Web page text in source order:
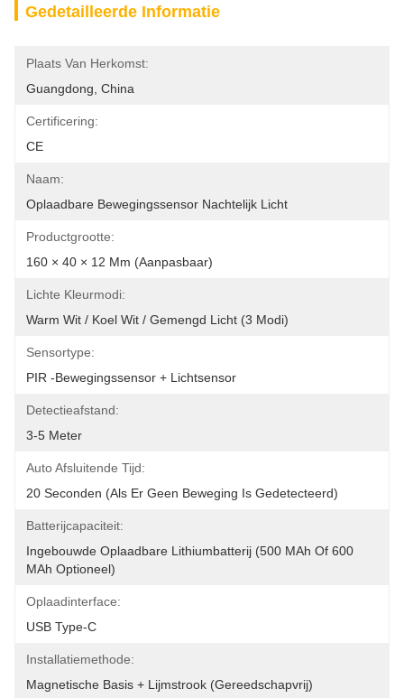
Gedetailleerde Informatie
Plaats Van Herkomst:
Guangdong, China
Certificering:
CE
Naam:
Oplaadbare Bewegingssensor Nachtelijk Licht
Productgrootte:
160 × 40 × 12 Mm (aanpasbaar)
Lichte Kleurmodi:
Warm Wit / Koel Wit / Gemengd Licht (3 Modi)
Sensortype:
PIR -bewegingssensor + Lichtsensor
Detectieafstand:
3-5 Meter
Auto Afsluitende Tijd:
20 Seconden (als Er Geen Beweging Is Gedetecteerd)
Batterijcapaciteit:
Ingebouwde Oplaadbare Lithiumbatterij (500 MAh Of 600
MAh Optioneel)
Oplaadinterface:
USB Type-C
Installatiemethode:
Magnetische Basis + Lijmstrook (gereedschapvrij)